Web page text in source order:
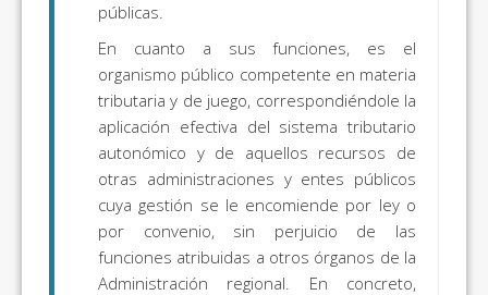
públicas.
En cuanto a sus funciones, es el
organismo público competente en materia
tributaria y de juego, correspondiéndole la
aplicación efectiva del sistema tributario
autonómico y de aquellos recursos de
otras administraciones y entes públicos
cuya gestión se le encomiende por ley o
por convenio, sin perjuicio de las
funciones atribuidas a otros órganos de la
Administración regional. En concreto,